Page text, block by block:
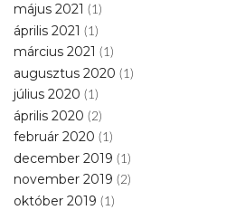
május 2021 (1)
április 2021 (1)
március 2021 (1)
augusztus 2020 (1)
július 2020 (1)
április 2020 (2)
február 2020 (1)
december 2019 (1)
november 2019 (2)
október 2019 (1)